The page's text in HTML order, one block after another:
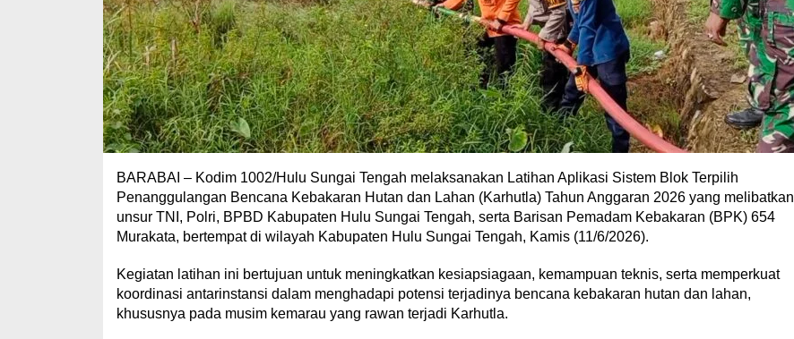
BARABAI – Kodim 1002/Hulu Sungai Tengah melaksanakan Latihan Aplikasi Sistem Blok Terpilih
Penanggulangan Bencana Kebakaran Hutan dan Lahan (Karhutla) Tahun Anggaran 2026 yang melibatkan
unsur TNI, Polri, BPBD Kabupaten Hulu Sungai Tengah, serta Barisan Pemadam Kebakaran (BPK) 654
Murakata, bertempat di wilayah Kabupaten Hulu Sungai Tengah, Kamis (11/6/2026).
Kegiatan latihan ini bertujuan untuk meningkatkan kesiapsiagaan, kemampuan teknis, serta memperkuat
koordinasi antarinstansi dalam menghadapi potensi terjadinya bencana kebakaran hutan dan lahan,
khususnya pada musim kemarau yang rawan terjadi Karhutla.